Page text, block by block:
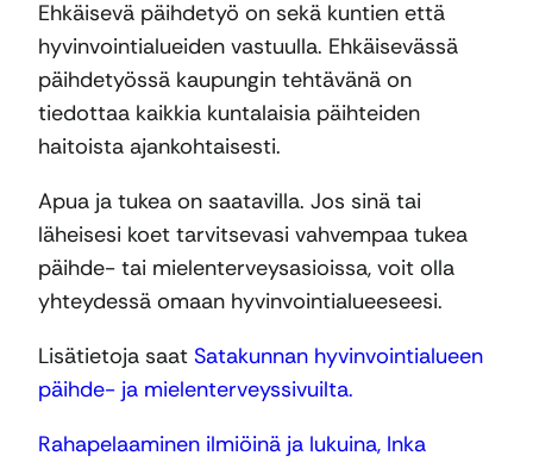
Ehkäisevä päihdetyö on sekä kuntien että
hyvinvointialueiden vastuulla. Ehkäisevässä
päihdetyössä kaupungin tehtävänä on
tiedottaa kaikkia kuntalaisia päihteiden
haitoista ajankohtaisesti.
Apua ja tukea on saatavilla. Jos sinä tai
läheisesi koet tarvitsevasi vahvempaa tukea
päihde- tai mielenterveysasioissa, voit olla
yhteydessä omaan hyvinvointialueeseesi.
Lisätietoja saat Satakunnan hyvinvointialueen
päihde- ja mielenterveyssivuilta.
Rahapelaaminen ilmiöinä ja lukuina, Inka